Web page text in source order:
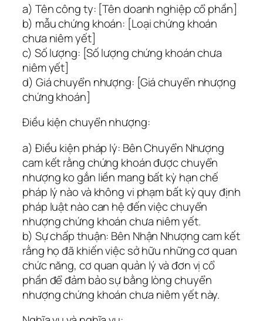
a) Tên công ty: [Tên doanh nghiệp cổ phần]
b) mẫu chứng khoán: [Loại chứng khoán
chưa niêm yết]
c) Số lượng: [Số lượng chứng khoán chưa
niêm yết]
d) Giá chuyển nhượng: [Giá chuyển nhượng
chứng khoán]
Điều kiện chuyển nhượng:
a) Điều kiện pháp lý: Bên Chuyển Nhượng
cam kết rằng chứng khoán được chuyển
nhượng ko gắn liền mang bất kỳ hạn chế
pháp lý nào và không vi phạm bất kỳ quy định
pháp luật nào can hệ đến việc chuyển
nhượng chứng khoán chưa niêm yết.
b) Sự chấp thuận: Bên Nhận Nhượng cam kết
rằng họ đã khiến việc sở hữu những cơ quan
chức năng, cơ quan quản lý và đơn vị cổ
phần để đảm bảo sự bằng lòng chuyển
nhượng chứng khoán chưa niêm yết này.